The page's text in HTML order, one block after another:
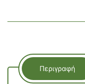
Περιγραφή